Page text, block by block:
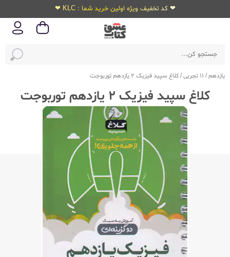
❤ کد تخفیف ویژه اولین خرید شما : KLC ❤
یازدهم/ 11 تجربی /کلاغ سپید فیزیک 2 یازدهم توربوجت
کلاغ سپید فیزیک 2 یازدهم توربوجت